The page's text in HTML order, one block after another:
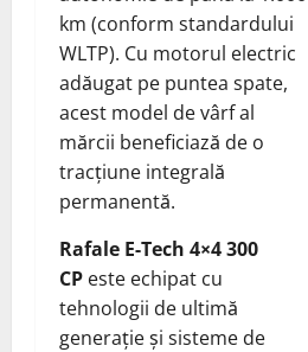
km (conform standardului
WLTP). Cu motorul electric
adăugat pe puntea spate,
acest model de vârf al
mărcii beneficiază de o
tracțiune integrală
permanentă.
Rafale E-Tech 4×4 300
CP este echipat cu
tehnologii de ultimă
generație și sisteme de